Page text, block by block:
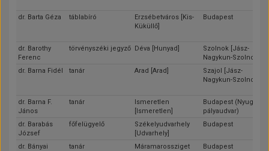
dr. Barta Géza táblabíró
Erzsébetváros [Kis-
Küküllő]
Budapest
dr. Barothy
Ferenc
törvényszéki jegyző Déva [Hunyad]
Szolnok [Jász-
Nagykun-Szolnok]
dr. Barna Fidél tanár Arad [Arad]
Szajol [Jász-
Nagykun-Szolnok]
dr. Barna F.
János
tanár
Ismeretlen
[Ismeretlen]
Budapest (Nyugati
pályaudvar)
dr. Barabás
József
főfelügyelő
Székelyudvarhely
[Udvarhely]
Budapest
dr. Bányai
tanár
Máramarossziget
Budapest